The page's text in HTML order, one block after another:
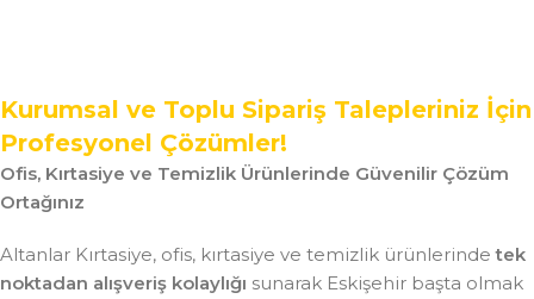
Kurumsal ve Toplu Sipariş Talepleriniz İçin
Profesyonel Çözümler!
Ofis, Kırtasiye ve Temizlik Ürünlerinde Güvenilir Çözüm
Ortağınız
Altanlar Kırtasiye, ofis, kırtasiye ve temizlik ürünlerindetek
noktadan alışveriş kolaylığı sunarak Eskişehir başta olmak